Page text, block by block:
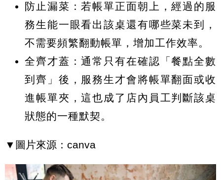
防止漏菜： 若帳單正面朝上，經過的服
務生能一眼看出該桌還有哪些菜未到，
不需要頻繁翻動帳單，增加工作效率。
全齊才蓋：通常只有在確認「餐點全數
到齊」後，服務生才會將帳單翻面或收
進帳單夾，這也成了店內員工判斷該桌
狀態的一種默契。
▼圖片來源：canva